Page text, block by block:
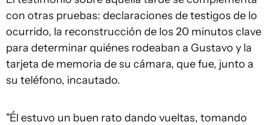
con otras pruebas: declaraciones de testigos de lo
ocurrido, la reconstrucción de los 20 minutos clave
para determinar quiénes rodeaban a Gustavo y la
tarjeta de memoria de su cámara, que fue, junto a
su teléfono, incautado.
"Él estuvo un buen rato dando vueltas, tomando